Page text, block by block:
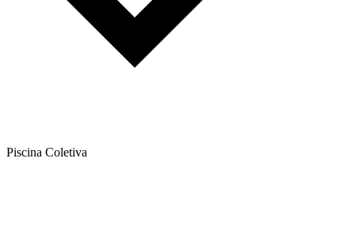
Piscina Coletiva